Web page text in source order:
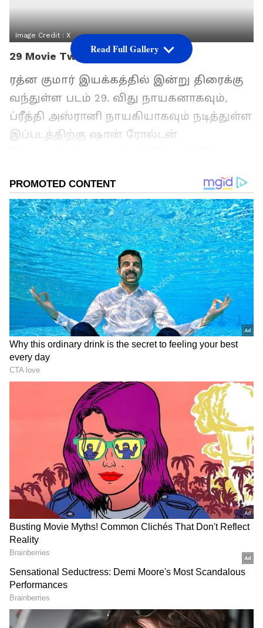
Image Credit : X
29 Movie Twitter Review
ரத்ன குமார் இயக்கத்தில் இன்று திரைக்கு
வந்துள்ள படம் 29. விது நாயகனாகவும்,
ப்ரீத்தி அஸ்ரானி நாயகியாகவும் நடித்துள்ள
இப்படத்திற்கு ஷான் ரோல்டன்
செய்துள்ளார். ராஞ்சனா பாணியிலான ஒரு
காதல் படமாக இதனை எடுத்திருக்கிறார்
ரத்ன குமார். இப்படம் இன்று
திரையரங்குகளில் ரிலீஸ் ஆகி உள்ளது.
இப்படத்தின் முதல் காட்சியை தியேட்டரில்
பார்த்த ரசிகர்கள் மற்றும் நெட்டிசன்கள்
தங்கள் விமர்சனத்தை எக்ஸ் தள பக்கத்தில்
பதிவிட்டுள்ளனர். அதைப்பற்றி இந்த
தொகுப்பில் பார்க்கலாம்.
ஏசியாநெட் தமிழ்-ஐ உங்கள் முதன்மைத்
தேர்வாக்குங்கள்
2
4
Read Full Gallery